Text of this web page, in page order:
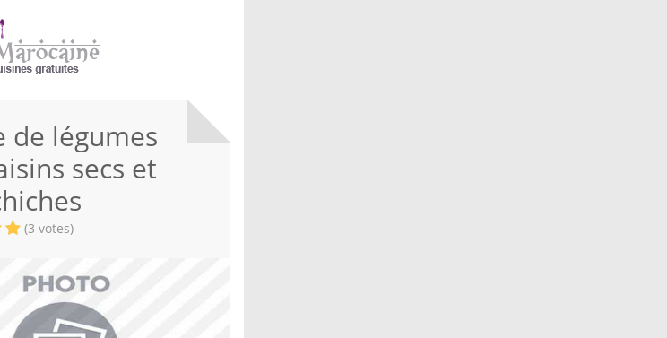
de légumes
secs et
(3 votes)